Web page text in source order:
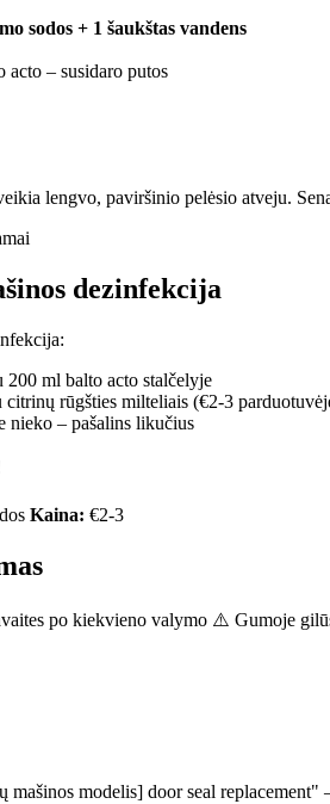
sodos + 1 šaukštas vandens
acto – susidaro putos
lengvo, paviršinio pelėsio atveju.
dezinfekcija
200 ml balto acto stalčelyje
citrinų rūgšties milteliais (€2-3
nieko – pašalins likučius
Kaina: €2-3
po kiekvieno valymo ⚠️ Gumoje
mašinos modelis] door seal